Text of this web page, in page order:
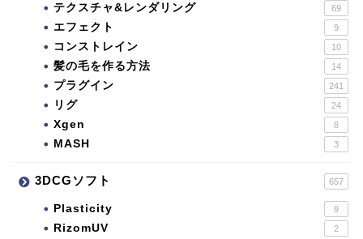
テクスチャ&レンダリング 69
エフェクト 9
コンストレイン 10
髪の毛を作る方法 14
プラグイン 241
リグ 24
Xgen 8
MASH 3
3DCGソフト 657
Plasticity 9
RizomUV 2